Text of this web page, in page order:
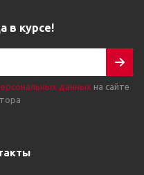
в курсе!
данных на сайте